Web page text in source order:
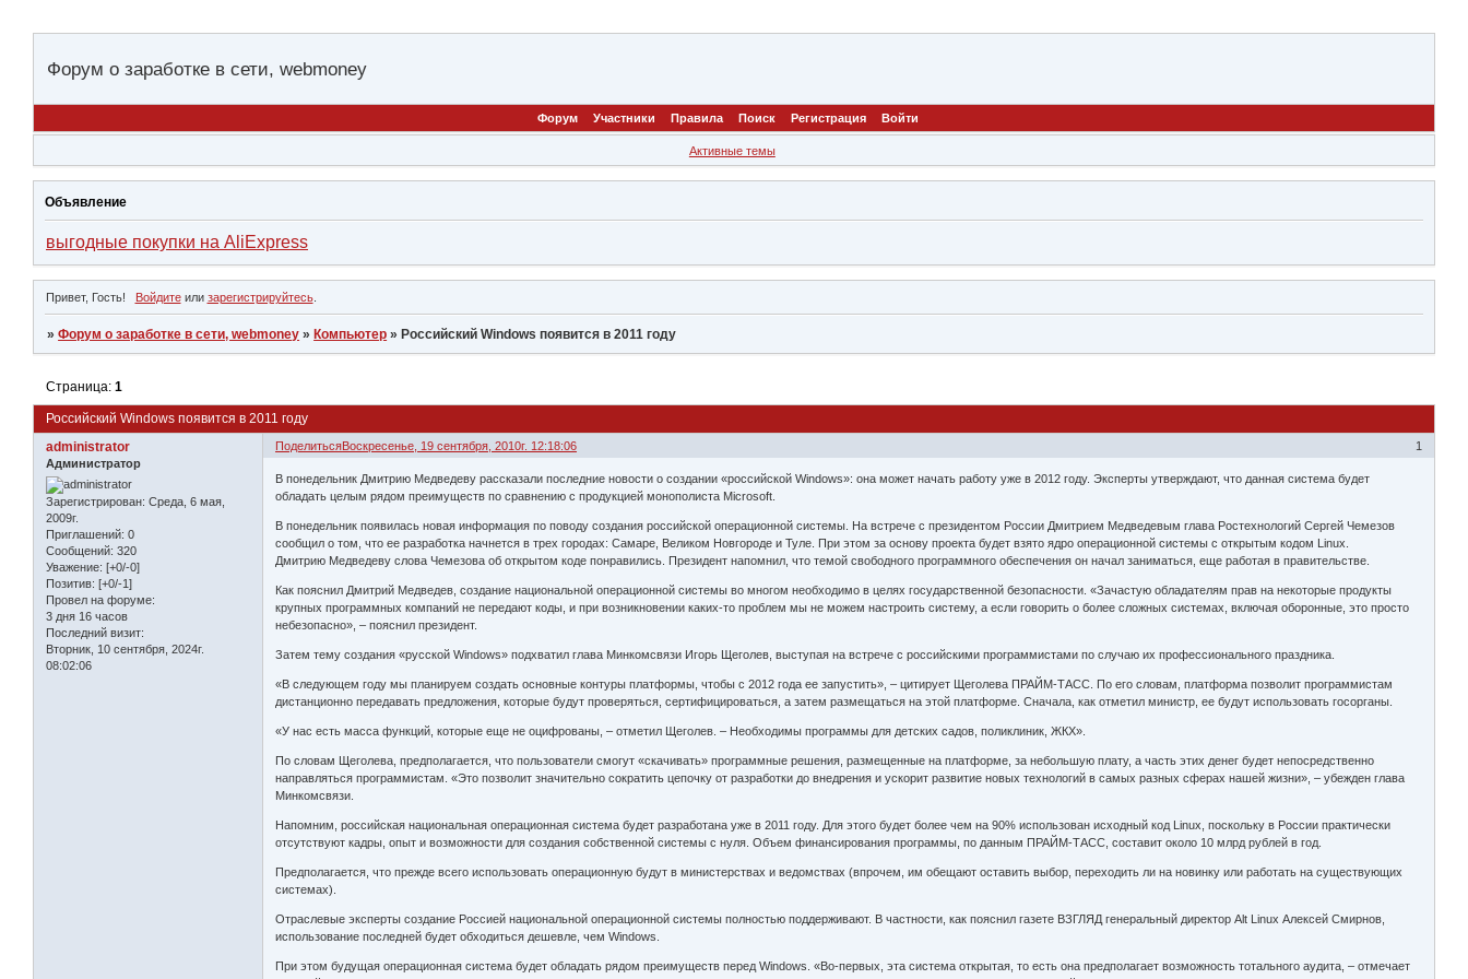
Форум о заработке в сети, webmoney
Форум Участники Правила Поиск Регистрация Войти
Активные темы
Объявление
выгодные покупки на AliExpress
Привет, Гость! Войдитеили зарегистрируйтесь.
»Форум о заработке в сети, webmoney » Компьютер » Российский Windows появится в 2011 году
Российский Windows появится в 2011 году
Страница:1
Поделиться 1
Воскресенье, 19 сентября, 2010г. 12:18:06
administrator
Администратор
Зарегистрирован: Среда, 6 мая,
2009г.
Приглашений: 0
Сообщений: 320
Уважение: [+0/-0]
Позитив: [+0/-1]
Провел на форуме:
3 дня 16 часов
Последний визит:
Вторник, 10 сентября, 2024г.
08:02:06
В понедельник Дмитрию Медведеву рассказали последние новости о создании «российской Windows»: она может начать работу уже в 2012 году. Эксперты утверждают, что данная система будет
обладать целым рядом преимуществ по сравнению с продукцией монополиста Microsoft.
В понедельник появилась новая информация по поводу создания российской операционной системы. На встрече с президентом России Дмитрием Медведевым глава Ростехнологий Сергей Чемезов
сообщил о том, что ее разработка начнется в трех городах: Самаре, Великом Новгороде и Туле. При этом за основу проекта будет взято ядро операционной системы с открытым кодом Linux.
Дмитрию Медведеву слова Чемезова об открытом коде понравились. Президент напомнил, что темой свободного программного обеспечения он начал заниматься, еще работая в правительстве.
Как пояснил Дмитрий Медведев, создание национальной операционной системы во многом необходимо в целях государственной безопасности. «Зачастую обладателям прав на некоторые продукты
крупных программных компаний не передают коды, и при возникновении каких-то проблем мы не можем настроить систему, а если говорить о более сложных системах, включая оборонные, это просто
небезопасно», – пояснил президент.
Затем тему создания «русской Windows» подхватил глава Минкомсвязи Игорь Щеголев, выступая на встрече с российскими программистами по случаю их профессионального праздника.
«В следующем году мы планируем создать основные контуры платформы, чтобы с 2012 года ее запустить», – цитирует Щеголева ПРАЙМ-ТАСС. По его словам, платформа позволит программистам
дистанционно передавать предложения, которые будут проверяться, сертифицироваться, а затем размещаться на этой платформе. Сначала, как отметил министр, еe будут использовать госорганы.
«У нас есть масса функций, которые еще не оцифрованы, – отметил Щеголев. – Необходимы программы для детских садов, поликлиник, ЖКХ».
По словам Щеголева, предполагается, что пользователи смогут «скачивать» программные решения, размещенные на платформе, за небольшую плату, а часть этих денег будет непосредственно
направляться программистам. «Это позволит значительно сократить цепочку от разработки до внедрения и ускорит развитие новых технологий в самых разных сферах нашей жизни», – убежден глава
Минкомсвязи.
Напомним, российская национальная операционная система будет разработана уже в 2011 году. Для этого будет более чем на 90% использован исходный код Linux, поскольку в России практически
отсутствуют кадры, опыт и возможности для создания собственной системы с нуля. Объем финансирования программы, по данным ПРАЙМ-ТАСС, составит около 10 млрд рублей в год.
Предполагается, что прежде всего использовать операционную будут в министерствах и ведомствах (впрочем, им обещают оставить выбор, переходить ли на новинку или работать на существующих
системах).
Отраслевые эксперты создание Россией национальной операционной системы полностью поддерживают. В частности, как пояснил газете ВЗГЛЯД генеральный директор Alt Linux Алексей Смирнов,
использование последней будет обходиться дешевле, чем Windows.
При этом будущая операционная система будет обладать рядом преимуществ перед Windows. «Во-первых, эта система открытая, то есть она предполагает возможность тотального аудита, – отмечает